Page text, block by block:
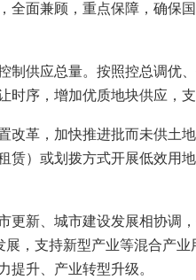
全面兼顾，重点保障，确保
供应总量。按照控总调优
序，增加优质地块供应，
革，加快推进批而未供土
）或划拨方式开展低效用
、城市建设发展相协调，
展，支持新型产业等混合产
提升、产业转型升级。